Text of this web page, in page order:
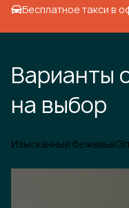
Бесплатное такси в
Варианты
на выбор
Изысканный бежевый